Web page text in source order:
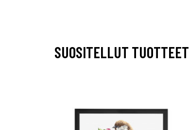
SUOSITELLUT TUOTTEET